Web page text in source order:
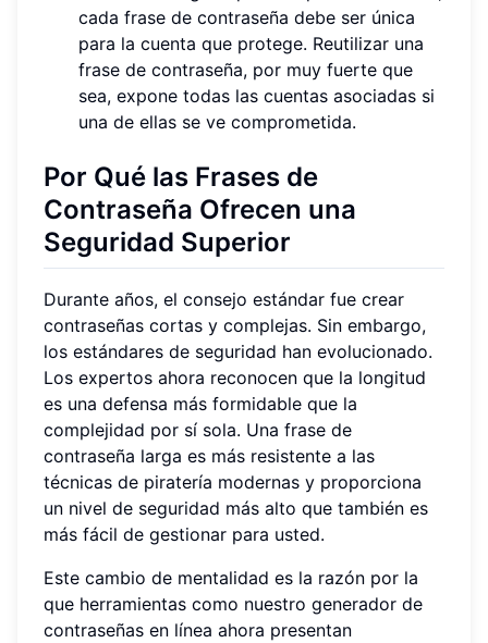
cada frase de contraseña debe ser única
para la cuenta que protege. Reutilizar una
frase de contraseña, por muy fuerte que
sea, expone todas las cuentas asociadas si
una de ellas se ve comprometida.
Por Qué las Frases de
Contraseña Ofrecen una
Seguridad Superior
Durante años, el consejo estándar fue crear
contraseñas cortas y complejas. Sin embargo,
los estándares de seguridad han evolucionado.
Los expertos ahora reconocen que la longitud
es una defensa más formidable que la
complejidad por sí sola. Una frase de
contraseña larga es más resistente a las
técnicas de piratería modernas y proporciona
un nivel de seguridad más alto que también es
más fácil de gestionar para usted.
Este cambio de mentalidad es la razón por la
que herramientas como nuestro generador de
contraseñas en línea ahora presentan